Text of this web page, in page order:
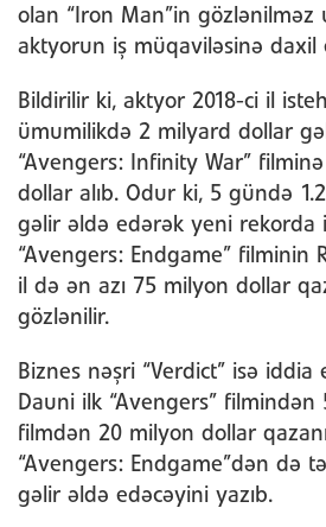
olan “Iron Man”in
aktyorun iş müqaviləsinə daxil
Bildirilir ki, aktyor 2018-ci il
ümumilikdə 2 milyard dollar
“Avengers: Infinity War”
dollar alıb. Odur ki, 5 gündə
gəlir əldə edərək yeni rekorda
“Avengers: Endgame” filminin
il də ən azı 75 milyon dollar
gözlənilir.
Biznes nəşri “Verdict” isə iddia
Dauni ilk “Avengers” filmindən
filmdən 20 milyon dollar
“Avengers: Endgame”dən də
gəlir əldə edəcəyini yazıb.